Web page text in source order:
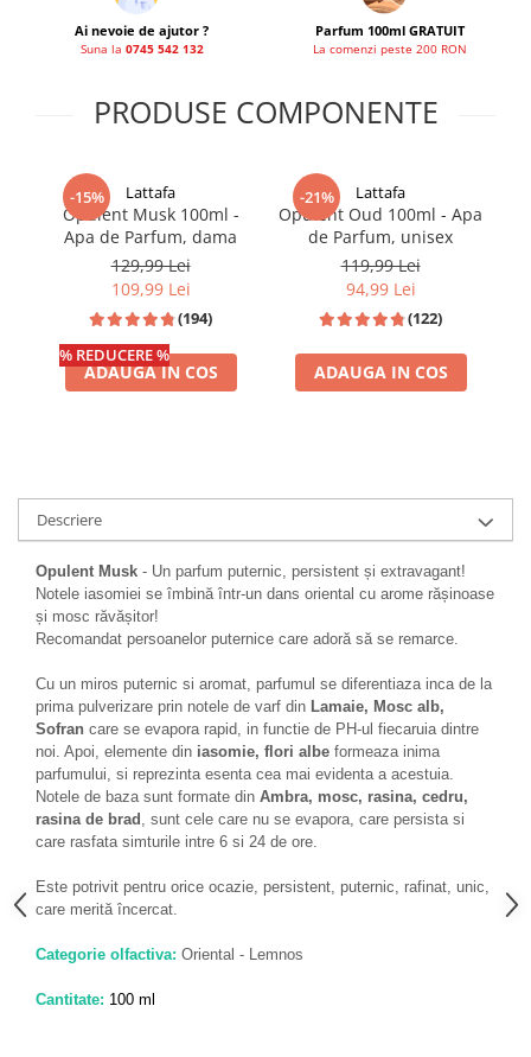
French Avenue
Grandeur Elite
Lattafa Pride
Louis Varel
Maison Alhambra
Montage Brands
Nusuk
Zaien
Zirconia
Oferta Saptamanii
Mai Multe >>
Parfumuri clona / Dupes
Puncte Cadou
Recenzii clienti
Blog
Ai nevoie de ajutor ?
Suna la 0745 542 132
Parfum 100ml GRATUIT
La comenzi peste 200 RON
PRODUSE COMPONENTE
-15%
% REDUCERE %
Lattafa
Opulent Musk 100ml -
Apa de Parfum, dama
129,99 Lei
109,99 Lei
(194)
ADAUGA IN COS
-21% Lattafa
Opulent Oud 100ml - Apa
de Parfum, unisex
119,99 Lei
94,99 Lei
(122)
ADAUGA IN COS
Descriere
Opulent Musk - Un parfum puternic, persistent și extravagant!
Notele iasomiei se îmbină într-un dans oriental cu arome rășinoase
și mosc răvășitor!
Recomandat persoanelor puternice care adoră să se remarce.
Cu un miros puternic si aromat, parfumul se diferentiaza inca de la
prima pulverizare prin notele de varf din Lamaie, Mosc alb,
Sofran care se evapora rapid, in functie de PH-ul fiecaruia dintre
noi. Apoi, elemente din iasomie, flori albe formeaza inima
parfumului, si reprezinta esenta cea mai evidenta a acestuia.
Notele de baza sunt formate din Ambra, mosc, rasina, cedru,
rasina de brad , sunt cele care nu se evapora, care persista si
care rasfata simturile intre 6 si 24 de ore.
Este potrivit pentru orice ocazie, persistent, puternic, rafinat, unic,
care merită încercat.
Categorie olfactiva: Oriental - Lemnos
Cantitate: 100 ml